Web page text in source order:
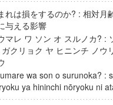
れは損をするのか? : 相対月
与える影響
マレ ワ ソン オ スルノカ? :
クリョク ヤ ヒニンチ ノウ
wa son o surunoka? :
ya hininchi nōryoku